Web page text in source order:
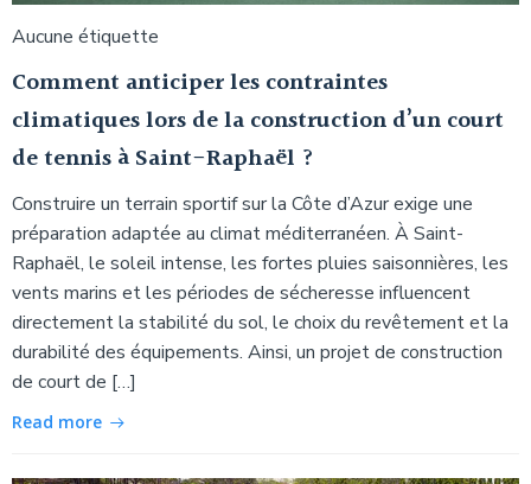
Aucune étiquette
Comment anticiper les contraintes
climatiques lors de la construction d’un court
de tennis à Saint-Raphaël ?
Construire un terrain sportif sur la Côte d’Azur exige une
préparation adaptée au climat méditerranéen. À Saint-
Raphaël, le soleil intense, les fortes pluies saisonnières, les
vents marins et les périodes de sécheresse influencent
directement la stabilité du sol, le choix du revêtement et la
durabilité des équipements. Ainsi, un projet de construction
de court de […]
Read more